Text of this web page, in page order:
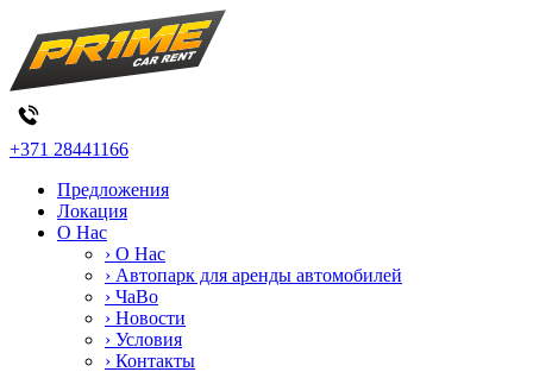
+371 28441166
Предложения
Локация
О Нас
› О Нас
› Автопарк для аренды автомобилей
› ЧаВо
› Новости
› Условия
› Контакты